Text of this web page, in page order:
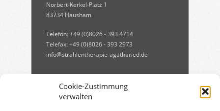
Cookie-Zustimmung
verwalten
Norbert-Kerkel-Platz 1
83734 Hausham
Telefon: +49 (0)8026 - 393 4714
Telefax: +49 (0)8026 - 393 2973
info@strahlentherapie-agatharied.de